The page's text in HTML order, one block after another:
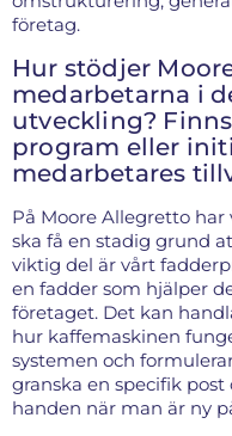
företag.
Hur stödjer
medarbetarna i
utveckling?
program eller
medarbetares
På Moore Allegretto
ska få en stadig grund
viktig del är vårt
en fadder som hjälper
företaget. Det kan
hur kaffemaskinen
systemen och
granska en specifik
handen när man är ny